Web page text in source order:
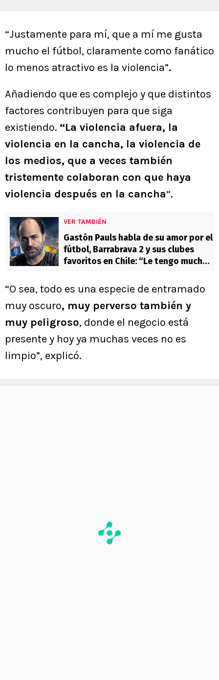
“Justamente para mí, que a mí me gusta
mucho el fútbol, claramente como fanático
lo menos atractivo es la violencia”.
Añadiendo que es complejo y que distintos
factores contribuyen para que siga
existiendo. “La violencia afuera, la
violencia en la cancha, la violencia de
los medios, que a veces también
tristemente colaboran con que haya
violencia después en la cancha“.
VER TAMBIÉN
Gastón Pauls habla de su amor por el
fútbol, Barrabrava 2 y sus clubes
favoritos en Chile: “Le tengo mucho
“O sea, todo es una especie de entramado
muy oscuro, muy perverso también y
muy peligroso, donde el negocio está
presente y hoy ya muchas veces no es
limpio”, explicó.